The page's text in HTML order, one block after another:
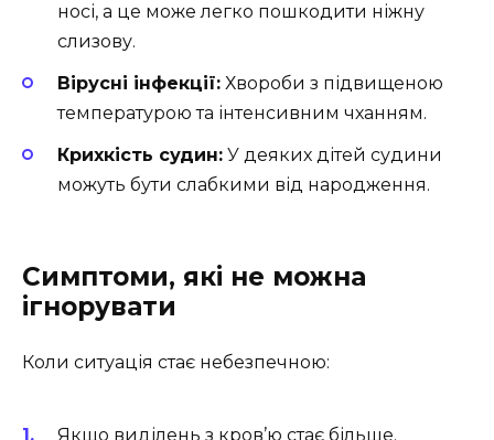
носі, а це може легко пошкодити ніжну
слизову.
Вірусні інфекції: Хвороби з підвищеною
температурою та інтенсивним чханням.
Крихкість судин: У деяких дітей судини
можуть бути слабкими від народження.
Симптоми, які не можна
ігнорувати
Коли ситуація стає небезпечною:
Якщо виділень з кров’ю стає більше.